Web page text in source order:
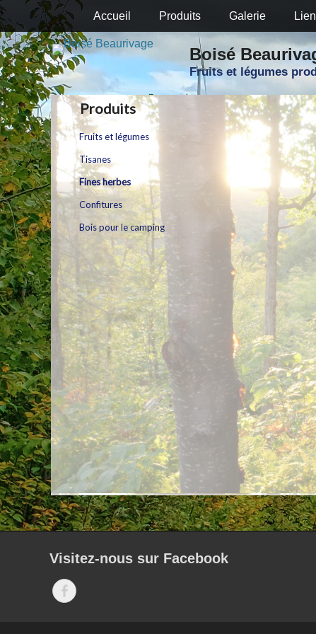
Boisé
Fruits et légumes
Primary Menu
Skip
to
content
Accueil Produits Galerie
Produits
Fruits et légumes
Tisanes
Fines herbes
Confitures
Bois pour le camping
Visitez-nous sur Facebook
Facebook